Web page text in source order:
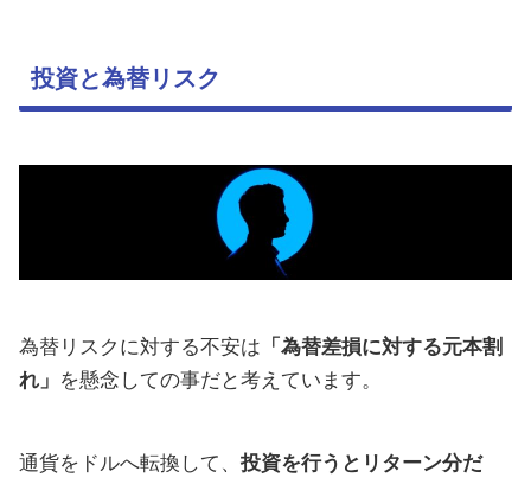
投資と為替リスク
為替リスクに対する不安は 「為替差損に対する元本割
れ」 を懸念しての事だと考えています。
通貨をドルへ転換して、 投資を行うとリターン分だ